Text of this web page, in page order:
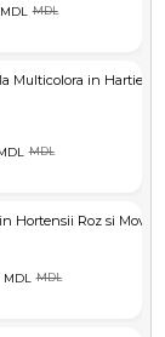
MDL MDL
Multicolora in Hartie
MDL
Hortensii Roz si Mov
MDL MDL